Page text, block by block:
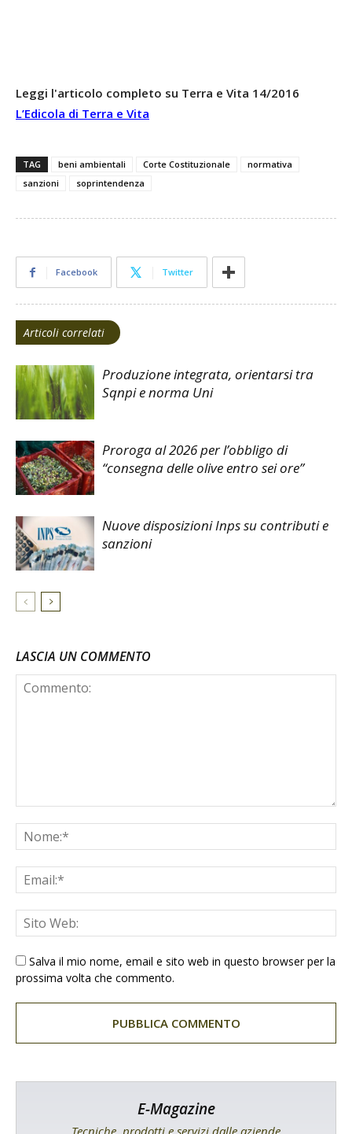
Leggi l'articolo completo su Terra e Vita 14/2016
L’Edicola di Terra e Vita
TAG beni ambientali Corte Costituzionale
normativa
sanzioni
soprintendenza
Facebook Twitter
Articoli correlati
Produzione integrata, orientarsi tra
Sqnpi e norma Uni
Proroga al 2026 per l’obbligo di
“consegna delle olive entro sei ore”
Nuove disposizioni Inps su contributi e
sanzioni
LASCIA UN COMMENTO
Salva il mio nome, email e sito web in questo browser per la
prossima volta che commento.
E-Magazine
Tecniche, prodotti e servizi dalle aziende